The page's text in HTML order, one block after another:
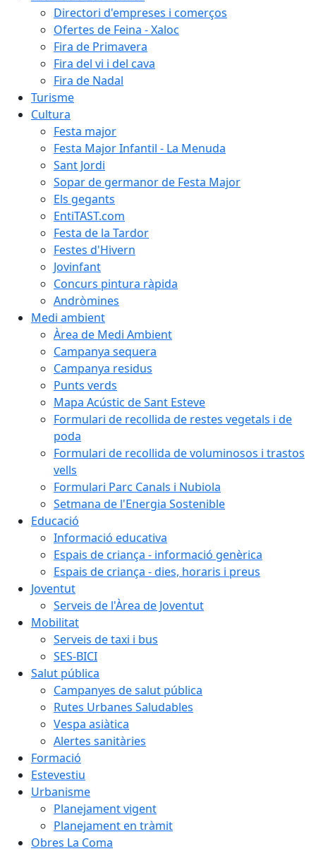
Directori d'empreses i comerços
Ofertes de Feina - Xaloc
Fira de Primavera
Fira del vi i del cava
Fira de Nadal
Turisme
Cultura
Festa major
Festa Major Infantil - La Menuda
Sant Jordi
Sopar de germanor de Festa Major
Els gegants
EntiTAST.com
Festa de la Tardor
Festes d'Hivern
Jovinfant
Concurs pintura ràpida
Andròmines
Medi ambient
Àrea de Medi Ambient
Campanya sequera
Campanya residus
Punts verds
Mapa Acústic de Sant Esteve
Formulari de recollida de restes vegetals i de
poda
Formulari de recollida de voluminosos i trastos
vells
Formulari Parc Canals i Nubiola
Setmana de l'Energia Sostenible
Educació
Informació educativa
Espais de criança - informació genèrica
Espais de criança - dies, horaris i preus
Joventut
Serveis de l'Àrea de Joventut
Mobilitat
Serveis de taxi i bus
SES-BICI
Salut pública
Campanyes de salut pública
Rutes Urbanes Saludables
Vespa asiàtica
Alertes sanitàries
Formació
Estevestiu
Urbanisme
Planejament vigent
Planejament en tràmit
Obres La Coma